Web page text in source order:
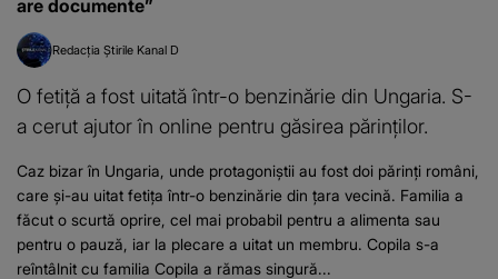
are documente”
Redacția Știrile Kanal D
O fetiță a fost uitată într-o benzinărie din Ungaria. S-
a cerut ajutor în online pentru găsirea părinților.
Caz bizar în Ungaria, unde protagoniștii au fost doi părinți români,
care și-au uitat fetița într-o benzinărie din țara vecină. Familia a
făcut o scurtă oprire, cel mai probabil pentru a alimenta sau
pentru o pauză, iar la plecare a uitat un membru. Copila s-a
reîntâlnit cu familia Copila a rămas singură...